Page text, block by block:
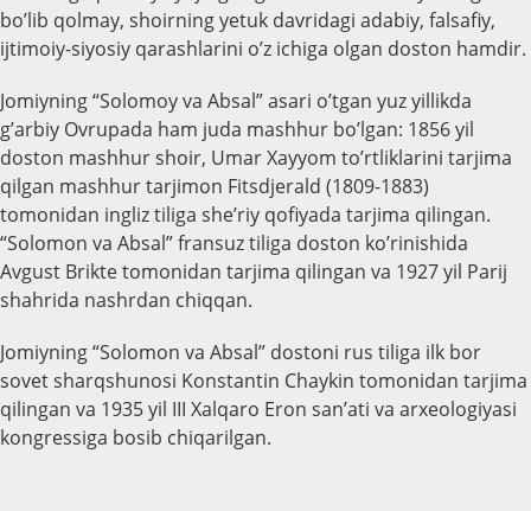
bo’lib qolmay, shoirning yetuk davridagi adabiy, falsafiy,
ijtimoiy-siyosiy qarashlarini o’z ichiga olgan doston hamdir.
Jomiyning “Solomoy va Absal” asari o’tgan yuz yillikda
g’arbiy Ovrupada ham juda mashhur bo’lgan: 1856 yil
doston mashhur shoir, Umar Xayyom to’rtliklarini tarjima
qilgan mashhur tarjimon Fitsdjerald (1809-1883)
tomonidan ingliz tiliga she’riy qofiyada tarjima qilingan.
“Solomon va Absal” fransuz tiliga doston ko’rinishida
Avgust Brikte tomonidan tarjima qilingan va 1927 yil Parij
shahrida nashrdan chiqqan.
Jomiyning “Solomon va Absal” dostoni rus tiliga ilk bor
sovet sharqshunosi Konstantin Chaykin tomonidan tarjima
qilingan va 1935 yil III Xalqaro Eron san’ati va arxeologiyasi
kongressiga bosib chiqarilgan.